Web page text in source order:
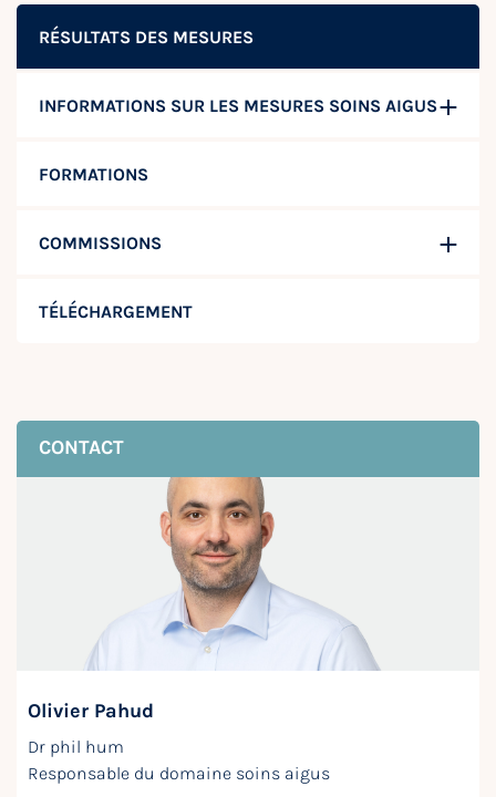
RÉSULTATS DES MESURES
INFORMATIONS SUR LES MESURES SOINS AIGUS
FORMATIONS
COMMISSIONS
TÉLÉCHARGEMENT
CONTACT
Olivier Pahud
Dr phil hum
Responsable du domaine soins aigus